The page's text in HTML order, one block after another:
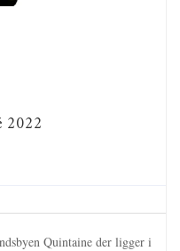
2022
Quintaine der ligger i